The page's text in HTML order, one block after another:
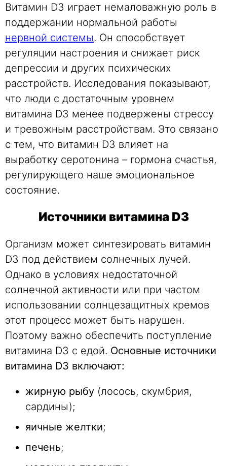
Витамин D3 играет немаловажную роль в
поддержании нормальной работы
нервной системы. Он способствует
регуляции настроения и снижает риск
депрессии и других психических
расстройств. Исследования показывают,
что люди с достаточным уровнем
витамина D3 менее подвержены стрессу
и тревожным расстройствам. Это связано
с тем, что витамин D3 влияет на
выработку серотонина – гормона счастья,
регулирующего наше эмоциональное
состояние.
Источники витамина D3
Организм может синтезировать витамин
D3 под действием солнечных лучей.
Однако в условиях недостаточной
солнечной активности или при частом
использовании солнцезащитных кремов
этот процесс может быть нарушен.
Поэтому важно обеспечить поступление
витамина D3 с едой. Основные источники
витамина D3 включают:
жирную рыбу (лосось, скумбрия,
сардины);
яичные желтки;
печень;